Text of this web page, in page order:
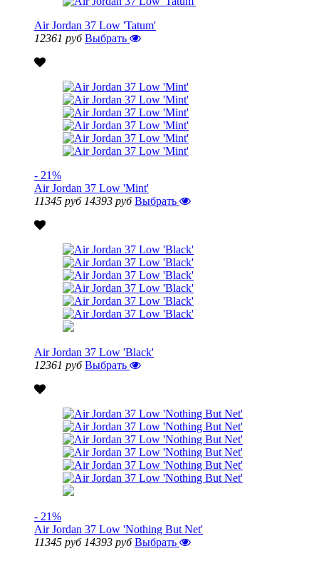
Air Jordan 37 Low 'Tatum'
12361 руб Выбрать
- 21%
Air Jordan 37 Low 'Mint'
11345 руб 14393 руб Выбрать
Air Jordan 37 Low 'Black'
12361 руб Выбрать
- 21%
Air Jordan 37 Low 'Nothing But Net'
11345 руб 14393 руб Выбрать